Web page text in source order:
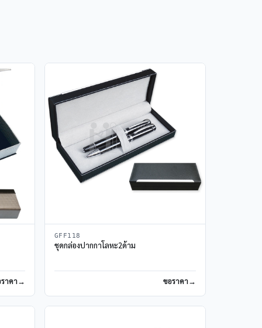
าคา
GFF118
ชุดกล่องปากกาโลหะ2ด้าม
ขอราคา